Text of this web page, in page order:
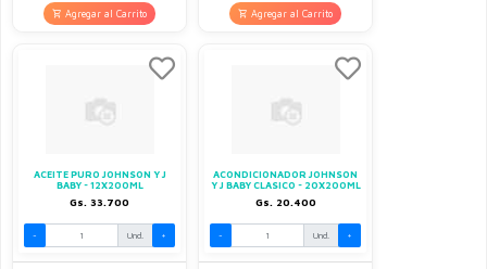
Agregar al Carrito Agregar al Carrito
ACEITE PURO JOHNSON Y J
BABY - 12X200ML
Gs. 33.700
- Und. +
ACONDICIONADOR JOHNSON
Y J BABY CLASICO - 20X200ML
Gs. 20.400
- Und. +